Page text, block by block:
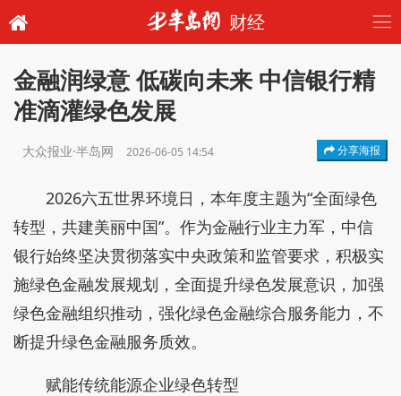
财经
金融润绿意 低碳向未来 中信银行精
准滴灌绿色发展
大众报业·半岛网 2026-06-05 14:54 分享海报
2026六五世界环境日，本年度主题为“全面绿色
转型，共建美丽中国”。作为金融行业主力军，中信
银行始终坚决贯彻落实中央政策和监管要求，积极实
施绿色金融发展规划，全面提升绿色发展意识，加强
绿色金融组织推动，强化绿色金融综合服务能力，不
断提升绿色金融服务质效。
赋能传统能源企业绿色转型